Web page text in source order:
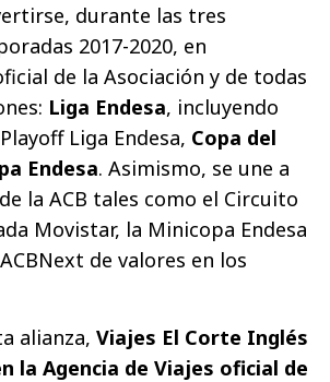
durante las tres
2017-2020, en
de la Asociación y de todas
Liga Endesa, incluyendo
Liga Endesa, Copa del
Endesa. Asimismo, se une a
la ACB tales como el Circuito
Movistar, la Minicopa Endesa
de valores en los
alianza, Viajes El Corte Inglés
la Agencia de Viajes oficial de